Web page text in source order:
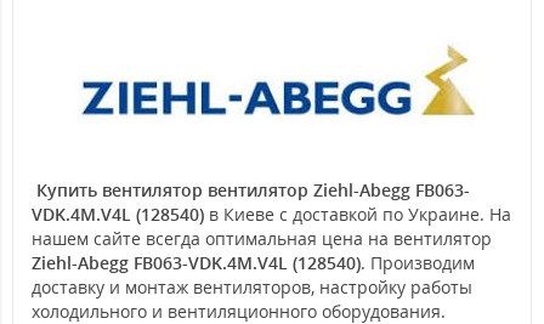
Купить вентилятор вентилятор Ziehl-Abegg FB063-
VDK.4M.V4L (128540) в Киеве с доставкой по Украине. На
нашем сайте всегда оптимальная цена на вентилятор
Ziehl-Abegg FB063-VDK.4M.V4L (128540). Производим
доставку и монтаж вентиляторов, настройку работы
холодильного и вентиляционного оборудования.